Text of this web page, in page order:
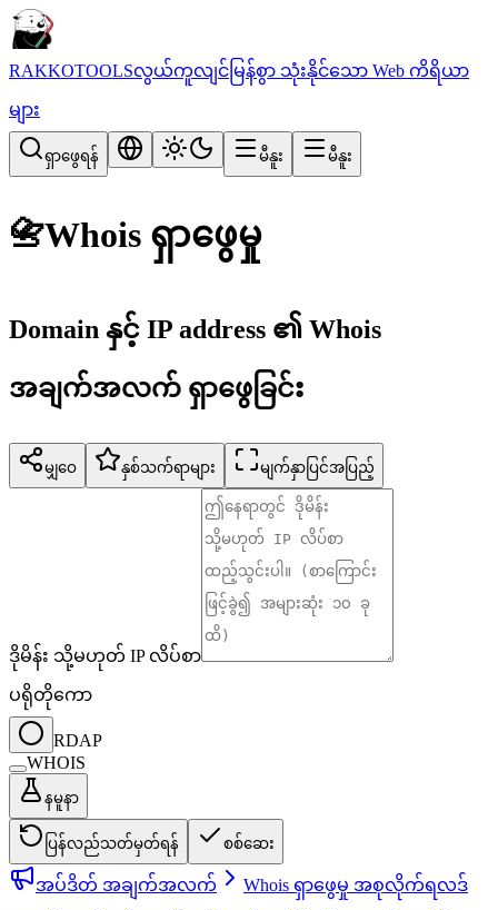
RAKKOTOOLSလွယ်ကူလျင်မြန်စွာ သုံးနိုင်သော Web ကိရိယာ
များ
ရှာဖွေရန် မီနူး မီနူး
📇Whois ရှာဖွေမှု
Domain နှင့် IP address ၏ Whois
အချက်အလက် ရှာဖွေခြင်း
မျှဝေ နှစ်သက်ရာများ မျက်နှာပြင်အပြည့်
ဒိုမိန်း သို့မဟုတ် IP လိပ်စာ
ပရိုတိုကော
RDAP
WHOIS
နမူနာ
ပြန်လည်သတ်မှတ်ရန် စစ်ဆေး
အပ်ဒိတ် အချက်အလက် Whois ရှာဖွေမှု အစုလိုက်ရလဒ်